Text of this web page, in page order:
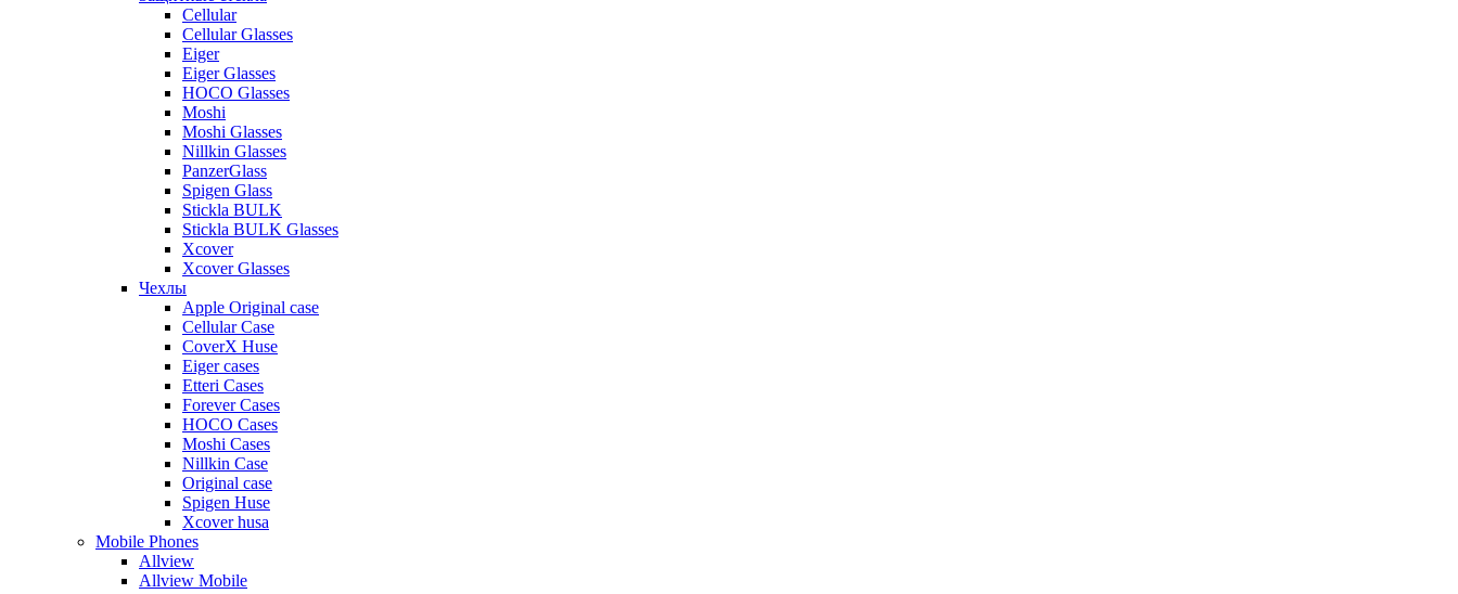
Cellular
Cellular Glasses
Eiger
Eiger Glasses
HOCO Glasses
Moshi
Moshi Glasses
Nillkin Glasses
PanzerGlass
Spigen Glass
Stickla BULK
Stickla BULK Glasses
Xcover
Xcover Glasses
Чехлы
Apple Original case
Cellular Case
CoverX Huse
Eiger cases
Etteri Cases
Forever Cases
HOCO Cases
Moshi Cases
Nillkin Case
Original case
Spigen Huse
Xcover husa
Mobile Phones
Allview
Allview Mobile